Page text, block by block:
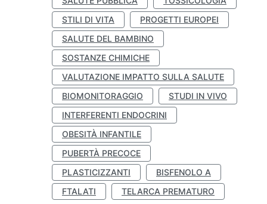
STILI DI VITA
PROGETTI EUROPEI
SALUTE DEL BAMBINO
SOSTANZE CHIMICHE
VALUTAZIONE IMPATTO SULLA SALUTE
BIOMONITORAGGIO
STUDI IN VIVO
INTERFERENTI ENDOCRINI
OBESITÀ INFANTILE
PUBERTÀ PRECOCE
PLASTICIZZANTI
BISFENOLO A
FTALATI
TELARCA PREMATURO